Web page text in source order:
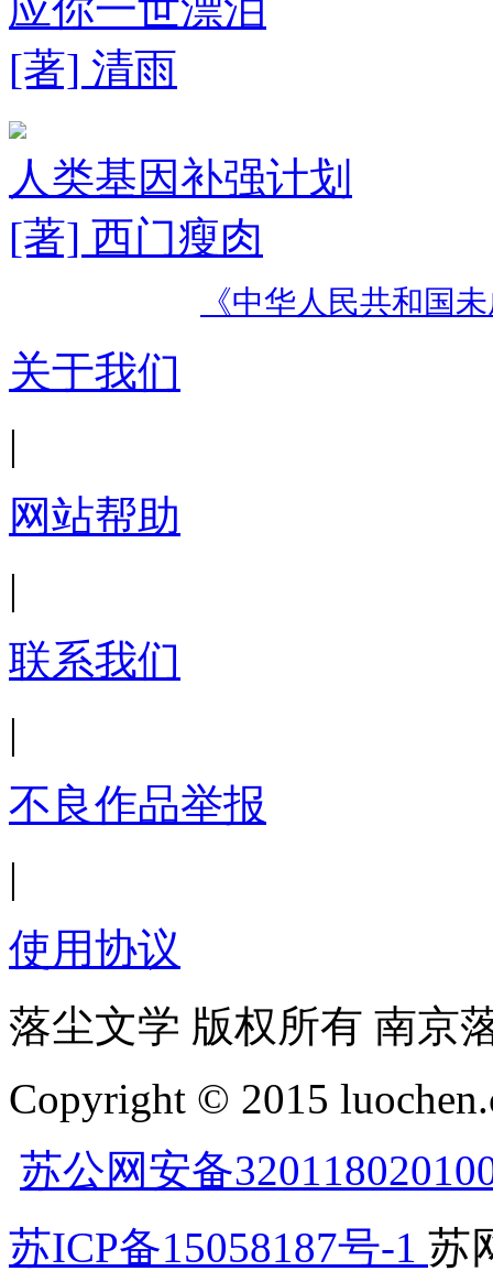
[著] 清雨
人类基因补强计划
[著] 西门瘦肉
《中华人民共和国
关于我们
|
网站帮助
|
联系我们
|
不良作品举报
|
使用协议
落尘文学 版权所有 南京
Copyright © 2015
苏公网安备
苏ICP备15058187号-1 苏